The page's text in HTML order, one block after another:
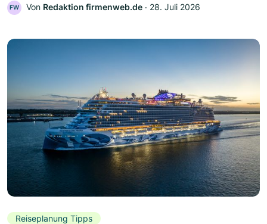
FW Von Redaktion firmenweb.de ‧ 28. Juli 2026
Reiseplanung Tipps